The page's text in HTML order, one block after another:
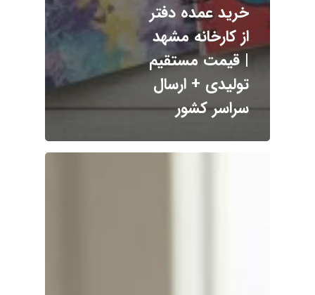
خرید عمده دفتر
از کارخانه مشهد
| قیمت مستقیم
تولیدی + ارسال
سراسر کشور